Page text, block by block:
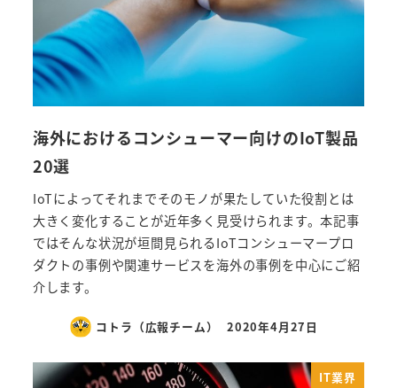
海外におけるコンシューマー向けのIoT製品
20選
IoTによってそれまでそのモノが果たしていた役割とは
大きく変化することが近年多く見受けられます。本記事
ではそんな状況が垣間見られるIoTコンシューマープロ
ダクトの事例や関連サービスを海外の事例を中心にご紹
介します。
コトラ（広報チーム） 2020年4月27日
IT業界